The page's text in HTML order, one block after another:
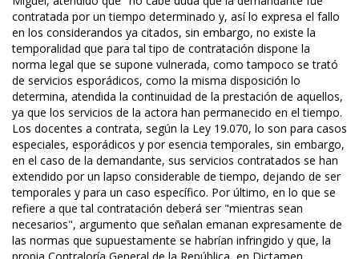
contratada por un tiempo determinado y, así lo expresa el fallo
en los considerandos ya citados, sin embargo, no existe la
temporalidad que para tal tipo de contratación dispone la
norma legal que se supone vulnerada, como tampoco se trató
de servicios esporádicos, como la misma disposición lo
determina, atendida la continuidad de la prestación de aquellos,
ya que los servicios de la actora han permanecido en el tiempo.
Los docentes a contrata, según la Ley 19.070, lo son para casos
especiales, esporádicos y por esencia temporales, sin embargo,
en el caso de la demandante, sus servicios contratados se han
extendido por un lapso considerable de tiempo, dejando de ser
temporales y para un caso específico. Por último, en lo que se
refiere a que tal contratación deberá ser "mientras sean
necesarios", argumento que señalan emanan expresamente de
las normas que supuestamente se habrían infringido y que, la